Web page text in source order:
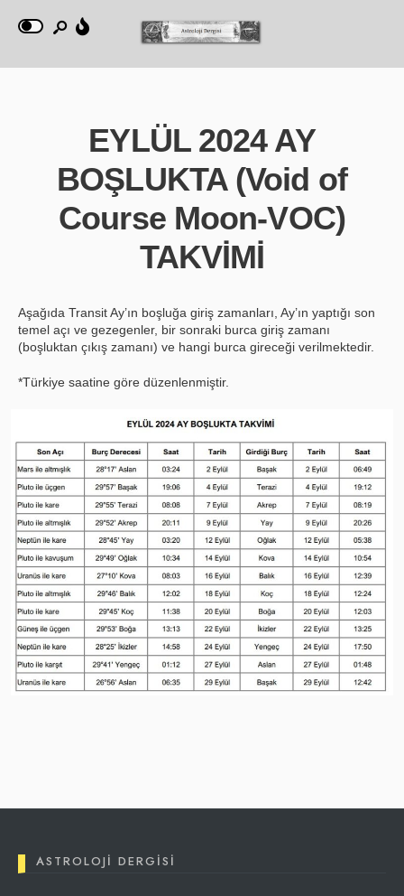
EYLÜL 2024 AY
BOŞLUKTA (Void of
Course Moon-VOC)
TAKVİMİ
Aşağıda Transit Ay’ın boşluğa giriş zamanları, Ay’ın yaptığı son
temel açı ve gezegenler, bir sonraki burca giriş zamanı
(boşluktan çıkış zamanı) ve hangi burca gireceği verilmektedir.
*Türkiye saatine göre düzenlenmiştir.
ASTROLOJI DERGISI